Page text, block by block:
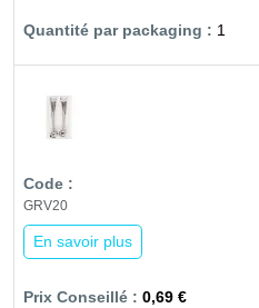
1
GRV20
En savoir plus
0,69 €